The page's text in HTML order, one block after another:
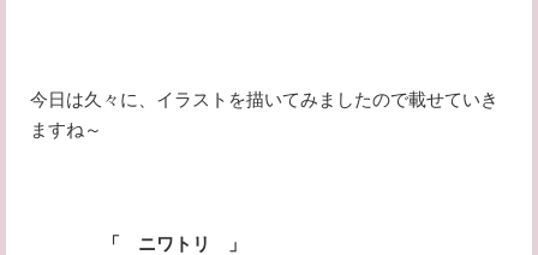
今日は久々に、イラストを描いてみましたので載せていき
ますね～
「 ニワトリ 」